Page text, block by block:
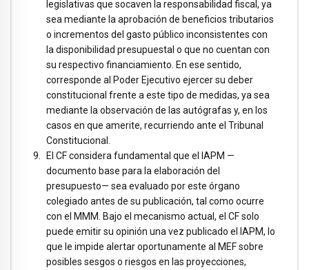
legislativas que socaven la responsabilidad fiscal, ya
sea mediante la aprobación de beneficios tributarios
o incrementos del gasto público inconsistentes con
la disponibilidad presupuestal o que no cuentan con
su respectivo financiamiento. En ese sentido,
corresponde al Poder Ejecutivo ejercer su deber
constitucional frente a este tipo de medidas, ya sea
mediante la observación de las autógrafas y, en los
casos en que amerite, recurriendo ante el Tribunal
Constitucional.
El CF considera fundamental que el IAPM —
documento base para la elaboración del
presupuesto— sea evaluado por este órgano
colegiado antes de su publicación, tal como ocurre
con el MMM. Bajo el mecanismo actual, el CF solo
puede emitir su opinión una vez publicado el IAPM, lo
que le impide alertar oportunamente al MEF sobre
posibles sesgos o riesgos en las proyecciones,